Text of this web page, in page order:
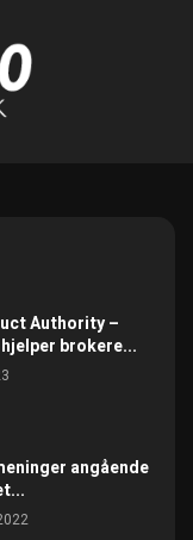
Authority –
brokere...
angående